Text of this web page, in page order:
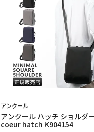
アンクール
アンクール ハッチ ショルダ
coeur hatch K904154